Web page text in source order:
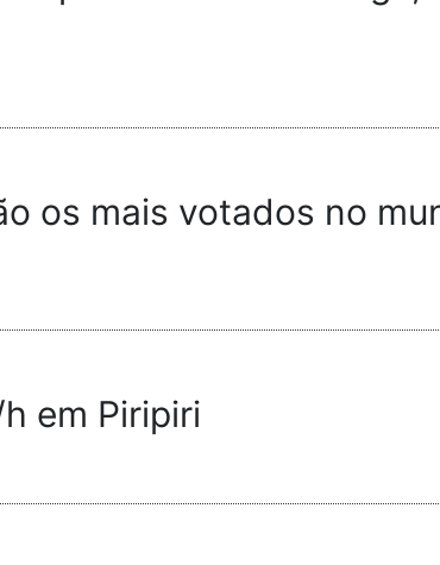
os mais votados no
em Piripiri